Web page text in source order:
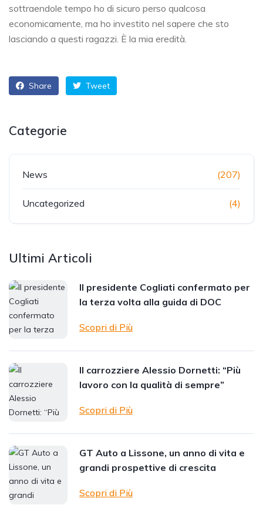
sottraendole tempo ho di sicuro perso qualcosa
economicamente, ma ho investito nel sapere che sto
lasciando a questi ragazzi. È la mia eredità.
Share Tweet
Categorie
News (207)
Uncategorized (4)
Ultimi Articoli
Il presidente Cogliati confermato per
la terza volta alla guida di DOC
Scopri di Più
Il carrozziere Alessio Dornetti: “Più
lavoro con la qualità di sempre”
Scopri di Più
GT Auto a Lissone, un anno di vita e
grandi prospettive di crescita
Scopri di Più